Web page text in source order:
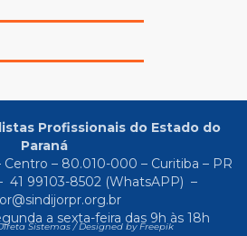
Profissionais do Estado do
Paraná
Centro – 80.010-000 – Curitiba – PR
41 99103-8502(WhatsAPP) –
a sexta-feira das 9h às 18h
Sistemas /Designed by Freepik